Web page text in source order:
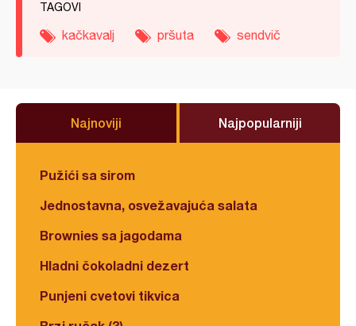
TAGOVI
kačkavalj pršuta sendvič
Najnoviji Najpopularniji
Pužići sa sirom
Jednostavna, osvežavajuća salata
Brownies sa jagodama
Hladni čokoladni dezert
Punjeni cvetovi tikvica